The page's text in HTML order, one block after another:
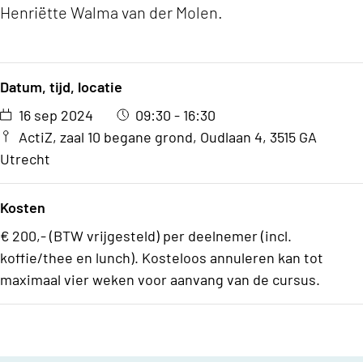
Henriëtte Walma van der Molen.
Datum, tijd, locatie
16 sep 2024
09:30 - 16:30
ActiZ, zaal 10 begane grond, Oudlaan 4, 3515 GA
Utrecht
Kosten
€ 200,- (BTW vrijgesteld) per deelnemer (incl.
koffie/thee en lunch). Kosteloos annuleren kan tot
maximaal vier weken voor aanvang van de cursus.